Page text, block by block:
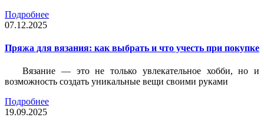
Подробнее
07.12.2025
Пряжа для вязания: как выбрать и что учесть при покупке
Вязание — это не только увлекательное хобби, но и
возможность создать уникальные вещи своими руками
Подробнее
19.09.2025